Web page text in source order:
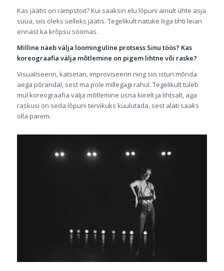
Kas jäätis on rämpstoit? Kui saaksin elu lõpuni ainult ühte asja
süüa, siis oleks selleks jäätis. Tegelikult natuke liiga tihti leian
ennast ka krõpsu söömas.
Milline näeb välja loominguline protsess Sinu töös? Kas
koreograafia välja mõtlemine on pigem lihtne või raske?
Visualiseerin, katsetan, improviseerin ning siis istun mõnda
aega põrandal, sest ma pole millegagi rahul. Tegelikult tuleb
mul koreograafia välja mõtlemine üsna kiirelt ja lihtsalt, aga
raskusi on seda lõpuni tervikuks kuulutada, sest alati saaks
olla parem.